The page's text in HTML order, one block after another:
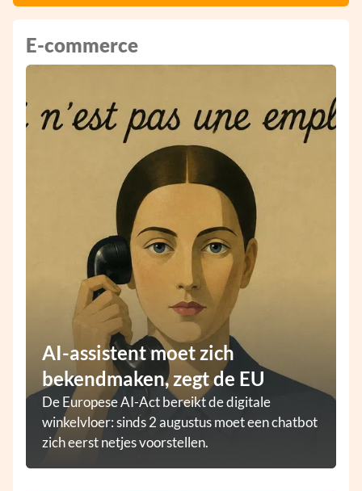
E-commerce
AI-assistent moet zich
bekendmaken, zegt de EU
De Europese AI-Act bereikt de digitale
winkelvloer: sinds 2 augustus moet een chatbot
zich eerst netjes voorstellen.